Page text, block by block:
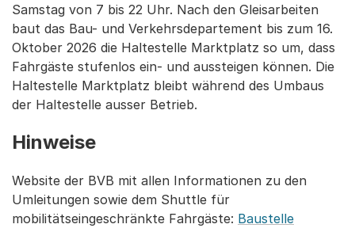
Samstag von 7 bis 22 Uhr. Nach den Gleisarbeiten
baut das Bau- und Verkehrsdepartement bis zum 16.
Oktober 2026 die Haltestelle Marktplatz so um, dass
Fahrgäste stufenlos ein- und aussteigen können. Die
Haltestelle Marktplatz bleibt während des Umbaus
der Haltestelle ausser Betrieb.
Hinweise
Website der BVB mit allen Informationen zu den
Umleitungen sowie dem Shuttle für
mobilitätseingeschränkte Fahrgäste: Baustelle